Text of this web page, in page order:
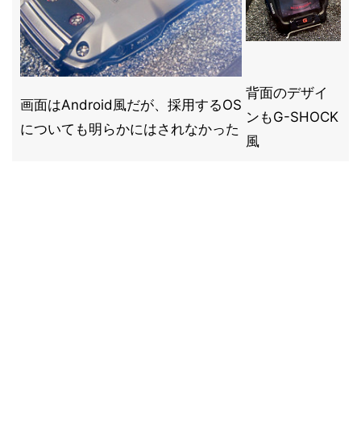
画面はAndroid風だが、採用するOS
についても明らかにはされなかった
背面のデザイ
ンもG-SHOCK
風